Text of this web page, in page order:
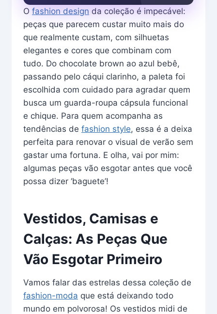
O fashion design da coleção é impecável:
peças que parecem custar muito mais do
que realmente custam, com silhuetas
elegantes e cores que combinam com
tudo. Do chocolate brown ao azul bebê,
passando pelo cáqui clarinho, a paleta foi
escolhida com cuidado para agradar quem
busca um guarda-roupa cápsula funcional
e chique. Para quem acompanha as
tendências de fashion style, essa é a deixa
perfeita para renovar o visual de verão sem
gastar uma fortuna. E olha, vai por mim:
algumas peças vão esgotar antes que você
possa dizer ‘baguete’!
Vestidos, Camisas e
Calças: As Peças Que
Vão Esgotar Primeiro
Vamos falar das estrelas dessa coleção de
fashion-moda que está deixando todo
mundo em polvorosa! Os vestidos midi de